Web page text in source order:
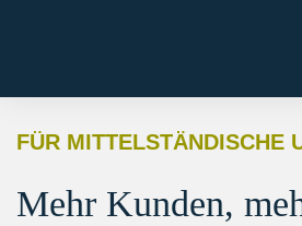
FÜR MITTELSTÄNDISCHE
Mehr Kunden,